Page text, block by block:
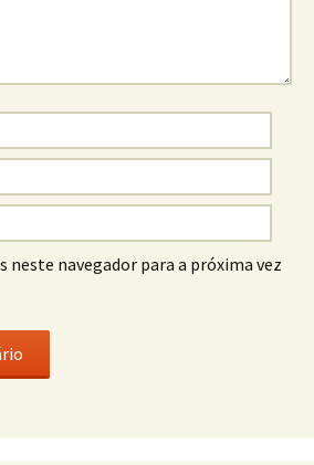
neste navegador para a próxima vez